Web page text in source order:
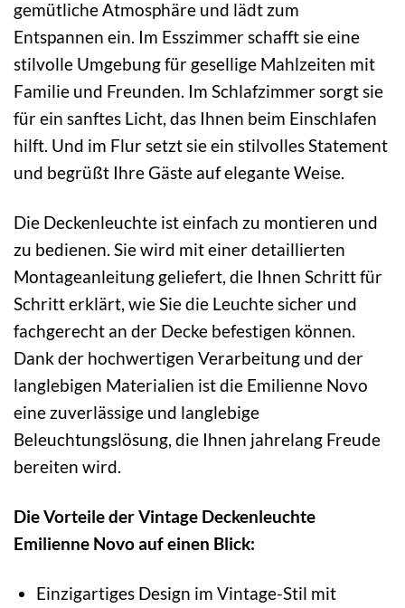
gemütliche Atmosphäre und lädt zum
Entspannen ein. Im Esszimmer schafft sie eine
stilvolle Umgebung für gesellige Mahlzeiten mit
Familie und Freunden. Im Schlafzimmer sorgt sie
für ein sanftes Licht, das Ihnen beim Einschlafen
hilft. Und im Flur setzt sie ein stilvolles Statement
und begrüßt Ihre Gäste auf elegante Weise.
Die Deckenleuchte ist einfach zu montieren und
zu bedienen. Sie wird mit einer detaillierten
Montageanleitung geliefert, die Ihnen Schritt für
Schritt erklärt, wie Sie die Leuchte sicher und
fachgerecht an der Decke befestigen können.
Dank der hochwertigen Verarbeitung und der
langlebigen Materialien ist die Emilienne Novo
eine zuverlässige und langlebige
Beleuchtungslösung, die Ihnen jahrelang Freude
bereiten wird.
Die Vorteile der Vintage Deckenleuchte
Emilienne Novo auf einen Blick:
Einzigartiges Design im Vintage-Stil mit